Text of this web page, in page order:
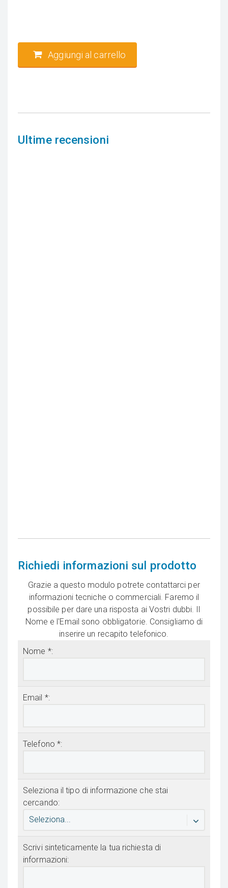
Aggiungi al carrello
Ultime recensioni
Richiedi informazioni sul prodotto
Grazie a questo modulo potrete contattarci per
informazioni tecniche o commerciali. Faremo il
possibile per dare una risposta ai Vostri dubbi. Il
Nome e l'Email sono obbligatorie. Consigliamo di
inserire un recapito telefonico.
Nome *:
Email *:
Telefono *:
Seleziona il tipo di informazione che stai
cercando:
Seleziona...
Scrivi sinteticamente la tua richiesta di
informazioni: